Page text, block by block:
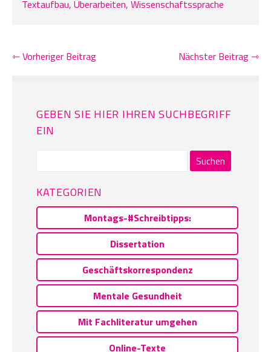
Textaufbau, Überarbeiten, Wissenschaftssprache
⇽ Vorheriger Beitrag Nächster Beitrag ⇾
GEBEN SIE HIER IHREN SUCHBEGRIFF
EIN
KATEGORIEN
Montags-#Schreibtipps:
Dissertation
Geschäftskorrespondenz
Mentale Gesundheit
Mit Fachliteratur umgehen
Online-Texte